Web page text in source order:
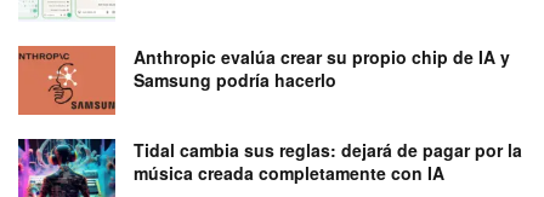
Anthropic evalúa crear su propio chip de IA y
Samsung podría hacerlo
Tidal cambia sus reglas: dejará de pagar por la
música creada completamente con IA